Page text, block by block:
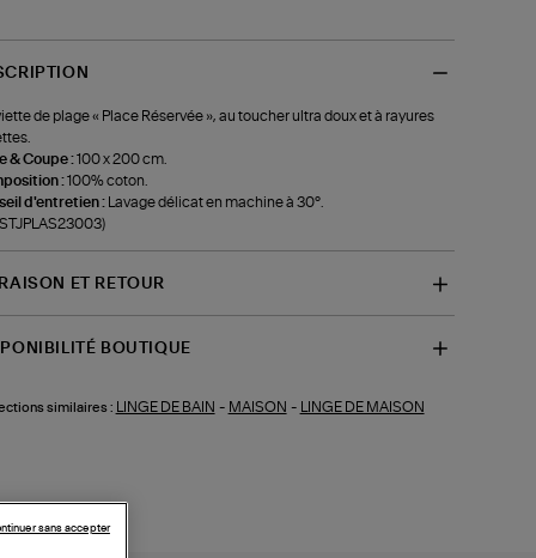
de plage « Place Réservée », au toucher ultra doux et à rayures
& Coupe :100 x 200 cm.
:100% coton.
d'entretien :
Lavage délicat en machine à 30°.
ET RETOUR
BOUTIQUE
similaires : LINGE DE BAIN - MAISON - LINGE DE MAISON
sans accepter